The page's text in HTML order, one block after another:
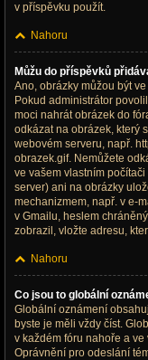
v příspěvku použít.
Nahoru
Můžu do příspěvků
Ano, obrázky můžou být
Pokud administrátor
moci nahrát obrázek do
odkázat na obrázek, který
webovém serveru, např.
obrazek.gif. Nemůžete
ve vašem vlastním
server) ani na obrázky
mechanizmem, např. v e-
v Gmailu, heslem
zobrazil, vložte adresu,
Nahoru
Co jsou to globální
Globální oznámení
byste je měli vždy číst.
v každém fóru nahoře a
Oprávnění pro odeslání